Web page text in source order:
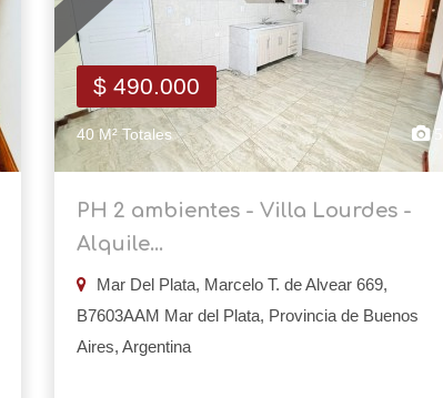
$ 490.000
40 M² Totales 5
PH 2 ambientes - Villa Lourdes -
Alquile...
Mar Del Plata, Marcelo T. de Alvear 669,
B7603AAM Mar del Plata, Provincia de Buenos
Aires, Argentina